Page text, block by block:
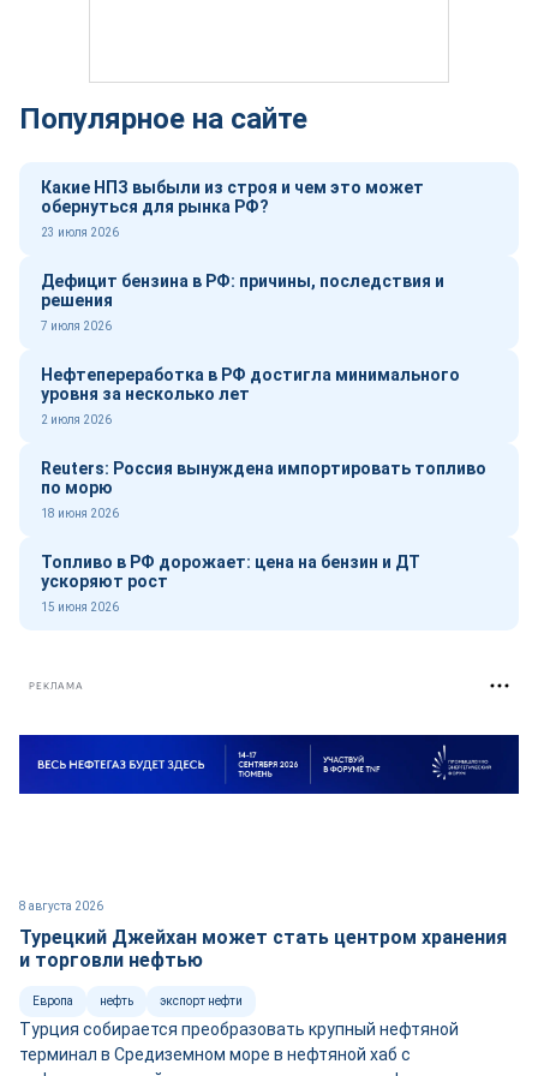
Популярное на сайте
Какие НПЗ выбыли из строя и чем это может
обернуться для рынка РФ?
23 июля 2026
Дефицит бензина в РФ: причины, последствия и
решения
7 июля 2026
Нефтепереработка в РФ достигла минимального
уровня за несколько лет
2 июля 2026
Reuters: Россия вынуждена импортировать топливо
по морю
18 июня 2026
Топливо в РФ дорожает: цена на бензин и ДТ
ускоряют рост
15 июня 2026
РЕКЛАМА
8 августа 2026
Турецкий Джейхан может стать центром хранения
и торговли нефтью
Европа нефть экспорт нефти
Турция собирается преобразовать крупный нефтяной
терминал в Средиземном море в нефтяной хаб с